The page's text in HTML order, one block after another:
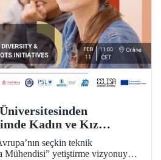
Kadın ve Kız
Özel Toplantı
seçkin teknik
Mühendisi” yetiştirme vizyonuyla